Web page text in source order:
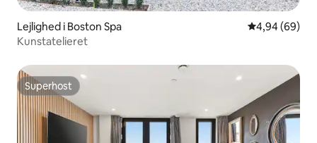
Lejlighed i Boston Spa 4,94 ud af 5 i
4,94 (69)
Kunstatelieret
Superhost
Superhost